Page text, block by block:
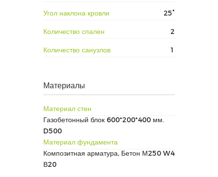
Угол наклона кровли
25°
Количество спален
2
Количество санузлов
1
Материалы
Материал стен
Газобетонный блок 600*200*400 мм.
D500
Материал фундамента
Композитная арматура, Бетон М250 W4
В20